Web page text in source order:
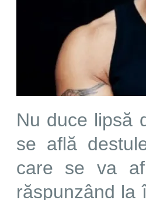
Nu duce lipsă
se află
care se va
răspunzând la